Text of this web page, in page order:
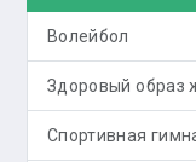
Волейбол
Здоровый образ
Спортивная